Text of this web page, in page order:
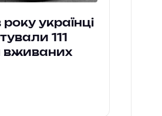
року українці
111
вживаних